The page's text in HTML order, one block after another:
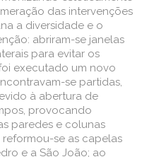
das intervenções
a diversidade e o
abriram-se janelas
para evitar os
executado um novo
se partidas,
à abertura de
provocando
paredes e colunas
se as capelas
e a São João; ao